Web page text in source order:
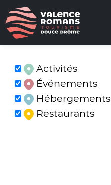
Activités
Événements
Hébergements
Restaurants